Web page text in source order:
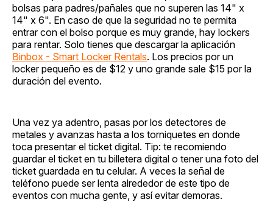
bolsas para padres/pañales que no superen las 14" x
14" x 6". En caso de que la seguridad no te permita
entrar con el bolso porque es muy grande, hay lockers
para rentar. Solo tienes que descargar la aplicación
Binbox - Smart Locker Rentals. Los precios por un
locker pequeño es de $12 y uno grande sale $15 por la
duración del evento.
Una vez ya adentro, pasas por los detectores de
metales y avanzas hasta a los torniquetes en donde
toca presentar el ticket digital. Tip: te recomiendo
guardar el ticket en tu billetera digital o tener una foto del
ticket guardada en tu celular. A veces la señal de
teléfono puede ser lenta alrededor de este tipo de
eventos con mucha gente, y así evitar demoras.